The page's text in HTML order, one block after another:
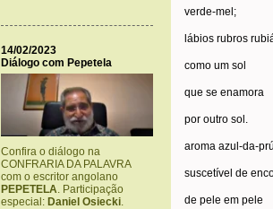
14/02/2023
Diálogo com Pepetela
Confira o diálogo na
CONFRARIA DA PALAVRA
com o escritor angolano
PEPETELA. Participação
especial: Daniel Osiecki.
verde-mel;
lábios rubros
como um sol
que se enamora
por outro sol.
aroma azul-da-
suscetível de
de pele em pele